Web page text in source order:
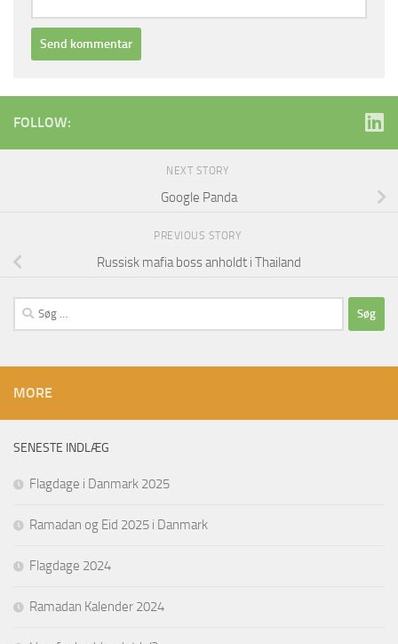
FOLLOW:
NEXT STORY
Google Panda
PREVIOUS STORY
Russisk mafia boss anholdt i Thailand
Søg
efter:
MORE
SENESTE INDLÆG
Flagdage i Danmark 2025
Ramadan og Eid 2025 i Danmark
Flagdage 2024
Ramadan Kalender 2024